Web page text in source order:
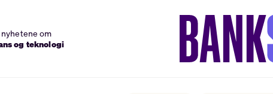
om
og teknologi